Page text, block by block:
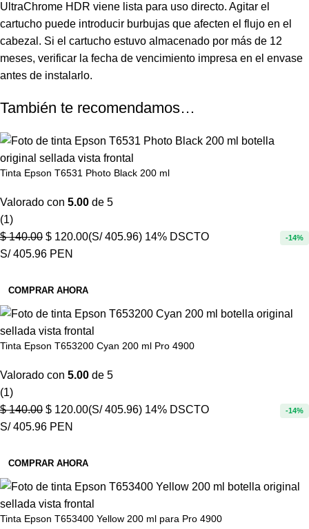
UltraChrome HDR viene lista para uso directo. Agitar el
cartucho puede introducir burbujas que afecten el flujo en el
cabezal. Si el cartucho estuvo almacenado por más de 12
meses, verificar la fecha de vencimiento impresa en el envase
antes de instalarlo.
También te recomendamos…
Tinta Epson T6531 Photo Black 200 ml
Valorado con 5.00 de 5
(1)
$140.00 $ 120.00(S/ 405.96) 14% DSCTO -14%
S/ 405.96 PEN
COMPRAR AHORA
Tinta Epson T653200 Cyan 200 ml Pro 4900
Valorado con 5.00 de 5
(1)
$140.00 $ 120.00(S/ 405.96) 14% DSCTO -14%
S/ 405.96 PEN
COMPRAR AHORA
Tinta Epson T653400 Yellow 200 ml para Pro 4900